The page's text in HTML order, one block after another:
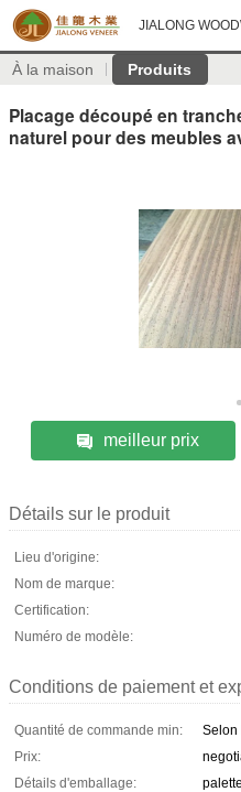
JIALONG
À la maison Produits
Placage découpé en
naturel pour des meubles
meilleur prix
Détails sur le produit
Lieu d'origine:
Nom de marque:
Certification:
Numéro de modèle:
Conditions de paiement et
Quantité de commande min:
Selon
Prix:
Détails d'emballage: